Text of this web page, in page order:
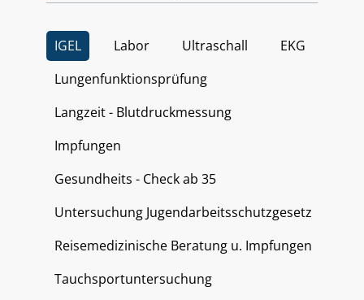
IGEL Labor Ultraschall
EKG
Lungenfunktionsprüfung
Langzeit - Blutdruckmessung
Impfungen
Gesundheits - Check ab 35
Untersuchung Jugendarbeitsschutzgesetz
Reisemedizinische Beratung u. Impfungen
Tauchsportuntersuchung